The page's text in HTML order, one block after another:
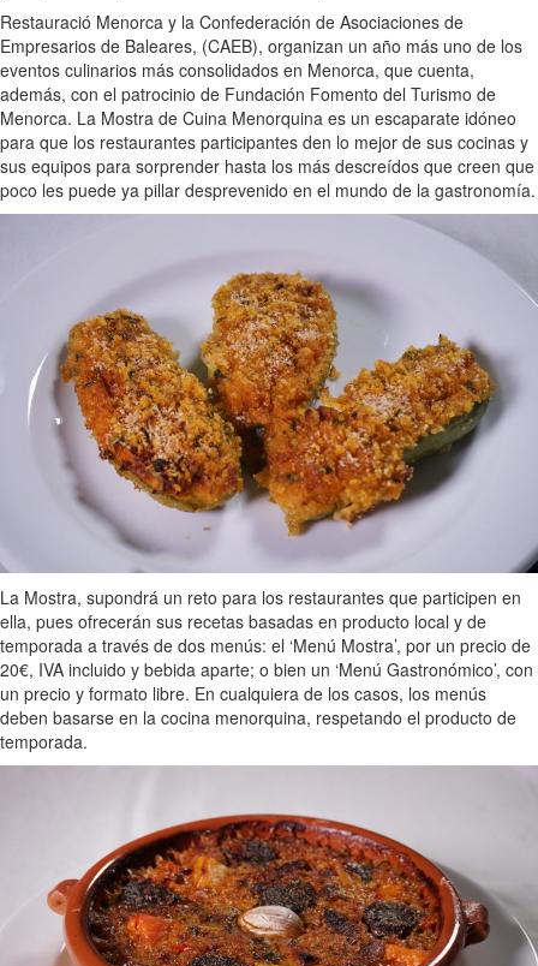
Restauració Menorca y la Confederación de Asociaciones de
Empresarios de Baleares, (CAEB), organizan un año más uno de los
eventos culinarios más consolidados en Menorca, que cuenta,
además, con el patrocinio de Fundación Fomento del Turismo de
Menorca. La Mostra de Cuina Menorquina es un escaparate idóneo
para que los restaurantes participantes den lo mejor de sus cocinas y
sus equipos para sorprender hasta los más descreídos que creen que
poco les puede ya pillar desprevenido en el mundo de la gastronomía.
La Mostra, supondrá un reto para los restaurantes que participen en
ella, pues ofrecerán sus recetas basadas en producto local y de
temporada a través de dos menús: el ‘Menú Mostra’, por un precio de
20€, IVA incluido y bebida aparte; o bien un ‘Menú Gastronómico’, con
un precio y formato libre. En cualquiera de los casos, los menús
deben basarse en la cocina menorquina, respetando el producto de
temporada.